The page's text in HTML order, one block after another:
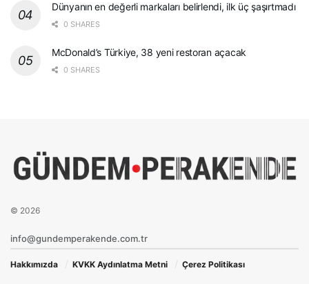
Dünyanın en değerli markaları belirlendi, ilk üç şaşırtmadı
0 SHARES
McDonald’s Türkiye, 38 yeni restoran açacak
0 SHARES
© 2026
info@gundemperakende.com.tr
Hakkımızda KVKK Aydınlatma Metni Çerez Politikası